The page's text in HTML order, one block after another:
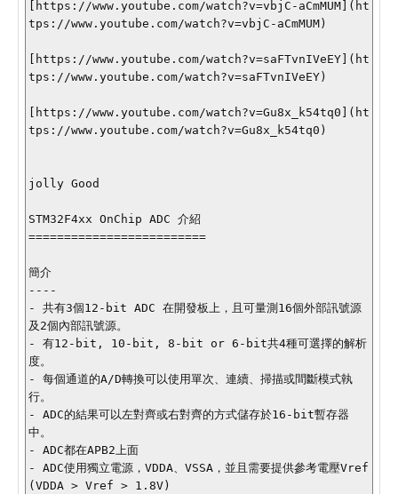
[https://www.youtube.com/watch?v=vbjC-aCmMUM](ht
tps://www.youtube.com/watch?v=vbjC-aCmMUM)
[https://www.youtube.com/watch?v=saFTvnIVeEY](ht
tps://www.youtube.com/watch?v=saFTvnIVeEY)
[https://www.youtube.com/watch?v=Gu8x_k54tq0](ht
tps://www.youtube.com/watch?v=Gu8x_k54tq0)
jolly Good
STM32F4xx OnChip ADC 介紹
=========================
簡介
----
- 共有3個12-bit ADC 在開發板上，且可量測16個外部訊號源
及2個內部訊號源。
- 有12-bit, 10-bit, 8-bit or 6-bit共4種可選擇的解析
度。
- 每個通道的A/D轉換可以使用單次、連續、掃描或間斷模式執
行。
- ADC的結果可以左對齊或右對齊的方式儲存於16-bit暫存器
中。
- ADC都在APB2上面
- ADC使用獨立電源，VDDA、VSSA，並且需要提供參考電壓Vref
(VDDA > Vref > 1.8V)